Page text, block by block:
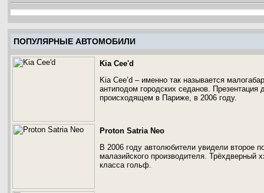
ПОПУЛЯРНЫЕ АВТОМОБИЛИ
Kia Cee'd
Kia Cee’d – именно так называется
антиподом городских седанов.
происходящем в Париже, в 2006 году.
Proton Satria Neo
В 2006 году автолюбители увидели второе
малазийского производителя.
класса гольф.